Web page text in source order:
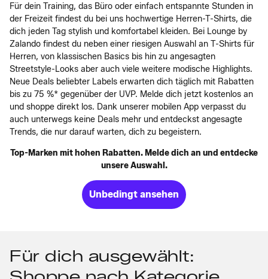
Für dein Training, das Büro oder einfach entspannte Stunden in
der Freizeit findest du bei uns hochwertige Herren-T-Shirts, die
dich jeden Tag stylish und komfortabel kleiden. Bei Lounge by
Zalando findest du neben einer riesigen Auswahl an T-Shirts für
Herren, von klassischen Basics bis hin zu angesagten
Streetstyle-Looks aber auch viele weitere modische Highlights.
Neue Deals beliebter Labels erwarten dich täglich mit Rabatten
bis zu 75 %* gegenüber der UVP. Melde dich jetzt kostenlos an
und shoppe direkt los. Dank unserer mobilen App verpasst du
auch unterwegs keine Deals mehr und entdeckst angesagte
Trends, die nur darauf warten, dich zu begeistern.
Top-Marken mit hohen Rabatten. Melde dich an und entdecke
unsere Auswahl.
Unbedingt ansehen
Für dich ausgewählt: